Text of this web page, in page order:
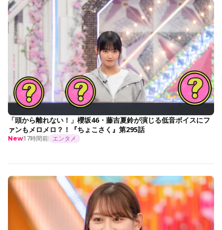
「頭から離れない！」櫻坂46・藤吉夏鈴が演じる低音ボイスにフ
ァンもメロメロ？！『ちょこさく』第295話
New17時間前 エンタメ